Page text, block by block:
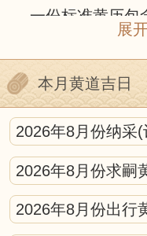
一份标准黄历包
两部分。基础信
年、节气节日和生
道黑道、十二建星
黄道吉日由黄道六
日则需谨慎。十二
景，是宜忌判断的
心参与人生肖、活
展
本月黄道吉日
2026年8月份纳采(
2026年8月份求嗣
2026年8月份出行